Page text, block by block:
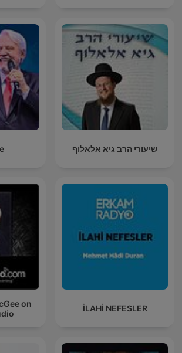
שיעורי הרב גיא אלאלוף
on
İLAHİ NEFESLER